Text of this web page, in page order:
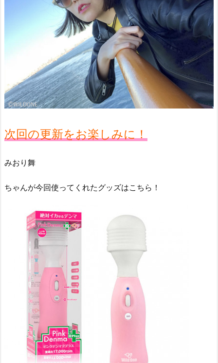
次回の更新をお楽しみに！
みおり舞
ちゃんが今回使ってくれたグッズはこちら！